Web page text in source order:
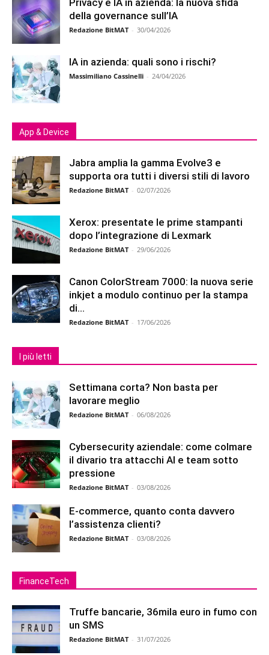
Privacy e IA in azienda: la nuova sfida
della governance sull’IA
Redazione BitMAT - 30/04/2026
IA in azienda: quali sono i rischi?
Massimiliano Cassinelli - 24/04/2026
App & Device
Jabra amplia la gamma Evolve3 e
supporta ora tutti i diversi stili di lavoro
Redazione BitMAT - 02/07/2026
Xerox: presentate le prime stampanti
dopo l’integrazione di Lexmark
Redazione BitMAT - 29/06/2026
Canon ColorStream 7000: la nuova serie
inkjet a modulo continuo per la stampa
di...
Redazione BitMAT - 17/06/2026
I più letti
Settimana corta? Non basta per
lavorare meglio
Redazione BitMAT - 06/08/2026
Cybersecurity aziendale: come colmare
il divario tra attacchi AI e team sotto
pressione
Redazione BitMAT - 03/08/2026
E-commerce, quanto conta davvero
l’assistenza clienti?
Redazione BitMAT - 03/08/2026
FinanceTech
Truffe bancarie, 36mila euro in fumo con
un SMS
Redazione BitMAT - 31/07/2026